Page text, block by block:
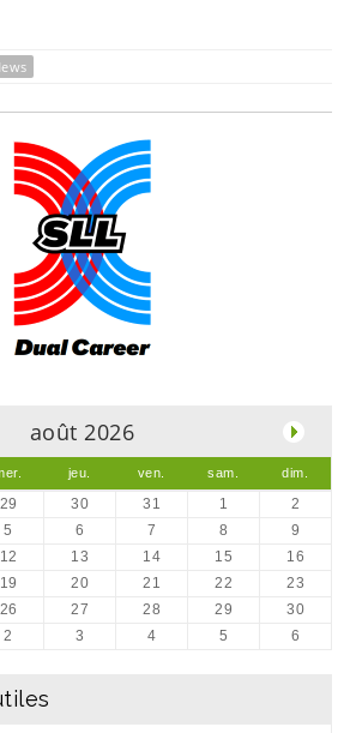
août 2026
jeu. ven. sam. dim.
29 30 31 1
2
5 6 7 8
9
12 13 14 15
16
19 20 21 22
23
26 27 28 29
30
2 3 4 5 6